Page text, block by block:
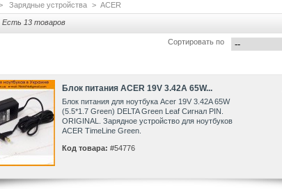
Зарядные устройства > ACER
Есть 13 товаров
Сортировать по
Блок питания ACER 19V 3.42A 65W...
Блок питания для ноутбука Acer 19V 3.42A 65W
(5.5*1.7 Green) DELTA Green Leaf Сигнал PIN.
ORIGINAL. Зарядное устройство для ноутбуков
ACER TimeLine Green.
Код товара: #54776